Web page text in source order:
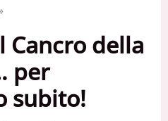
Cancro della
per
subito!